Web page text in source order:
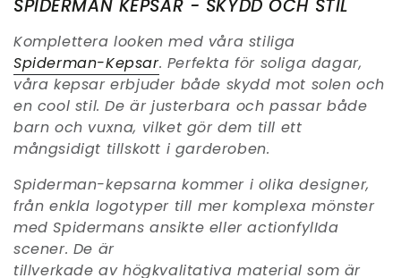
SPIDERMAN KEPSAR - SKYDD OCH STIL
Komplettera looken med våra stiliga
Spiderman-Kepsar. Perfekta för soliga dagar,
våra kepsar erbjuder både skydd mot solen och
en cool stil. De är justerbara och passar både
barn och vuxna, vilket gör dem till ett
mångsidigt tillskott i garderoben.
Spiderman-kepsarna kommer i olika designer,
från enkla logotyper till mer komplexa mönster
med Spidermans ansikte eller actionfylIda
scener. De är
tillverkade av högkvalitativa material som är